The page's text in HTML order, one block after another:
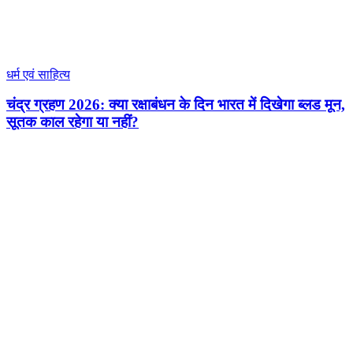
धर्म एवं साहित्य
चंद्र ग्रहण 2026: क्या रक्षाबंधन के दिन भारत में दिखेगा ब्लड मून,
सूतक काल रहेगा या नहीं?